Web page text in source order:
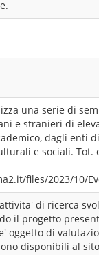
una serie di
e stranieri di
dagli enti
e sociali. Tot.
files/2023/10/
di ricerca
il progetto
oggetto di
disponibili al sito